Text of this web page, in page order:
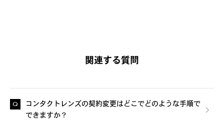
関連する質問
コンタクトレンズの契約変更はどこでどのような手順で
できますか？